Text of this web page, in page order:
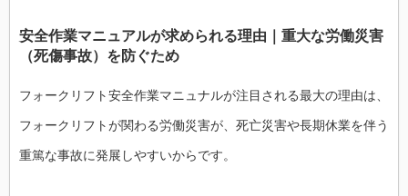
安全作業マニュアルが求められる理由｜重大な労働災害
（死傷事故）を防ぐため
フォークリフト安全作業マニュナルが注目される最大の理由は、
フォークリフトが関わる労働災害が、死亡災害や長期休業を伴う
重篤な事故に発展しやすいからです。